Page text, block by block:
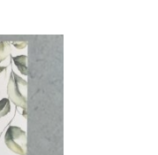
Πρόσθήκη
στην
λίστα
επιθυμιών